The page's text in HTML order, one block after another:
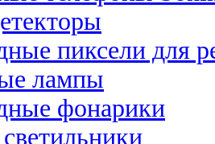
пиксели для
лампы
фонарики